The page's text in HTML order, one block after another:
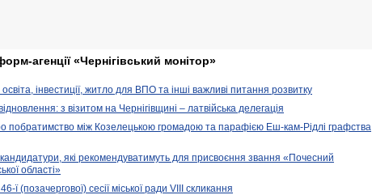
агенції «Чернігівський монітор»
інвестиції, житло для ВПО та інші важливі питання розвитку
з візитом на Чернігівщині – латвійська делегація
побратимство між Козелецькою громадою та парафією Еш-кам-Рідлі графства
які рекомендуватимуть для присвоєння звання «Почесний
області»
ї (позачергової) сесії міської ради VIII скликання